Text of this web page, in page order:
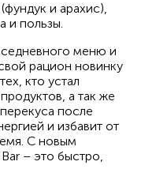
и арахис),
и пользы.
меню и
рацион новинку
кто устал
а так же
после
и избавит от
С новым
– это быстро,